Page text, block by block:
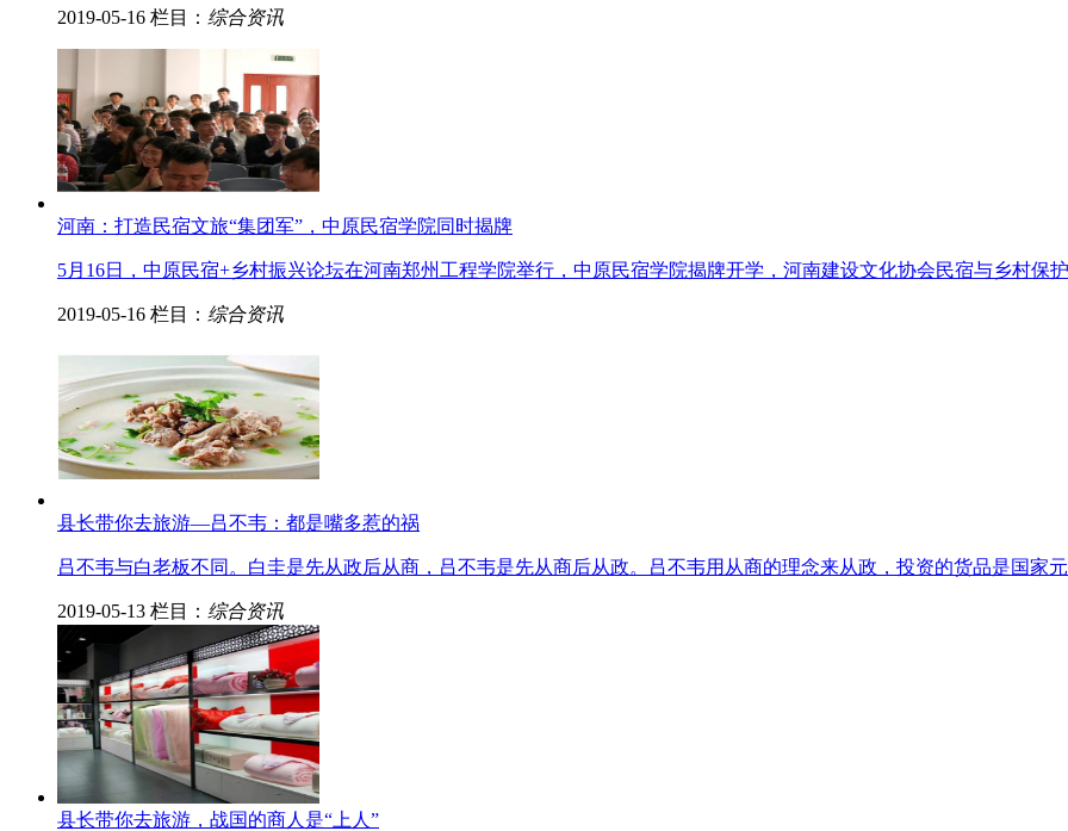
2019-05-16 栏目： 综合资讯
河南：打造民宿文旅“集团军”，中原民宿学院同时揭牌
5月16日，中原民宿+乡村振兴论坛在河南郑州工程学院举行，中原民宿学院揭牌开学，河南建设文化协会民宿与乡村保
2019-05-16 栏目： 综合资讯
县长带你去旅游—吕不韦：都是嘴多惹的祸
吕不韦与白老板不同。白圭是先从政后从商，吕不韦是先从商后从政。吕不韦用从商的理念来从政，投资的货品是国家
2019-05-13 栏目： 综合资讯
县长带你去旅游，战国的商人是“上人”